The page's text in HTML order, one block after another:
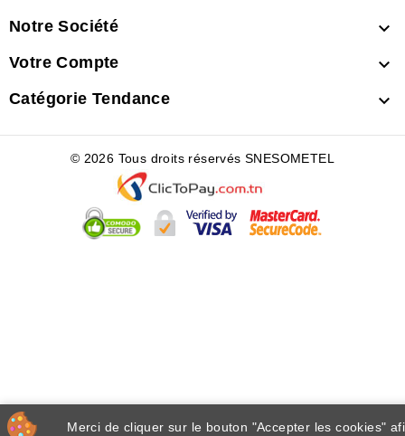
Notre Société 
Votre Compte 
Catégorie Tendance 
Merci de cliquer sur le bouton "Accepter les cookies"
© 2026 Tous droits réservés SNESOMETEL